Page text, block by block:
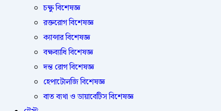
চক্ষু বিশেষজ্ঞ
রক্তরোগ বিশেষজ্ঞ
ক্যান্সার বিশেষজ্ঞ
বক্ষব্যাধি বিশেষজ্ঞ
দন্ত রোগ বিশেষজ্ঞ
হেপাটোলজি বিশেষজ্ঞ
বাত ব্যথা ও ডায়াবেটিস বিশেষজ্ঞ